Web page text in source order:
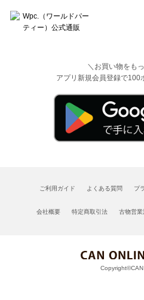
＼お買い物をも
アプリ新規会員登録で100
ご利用ガイド よくある質問 プ
会社概要 特定商取引法 古物営